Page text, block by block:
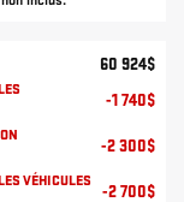
60 924$
-1 740$
-2 300$
VÉHICULES
-2 700$